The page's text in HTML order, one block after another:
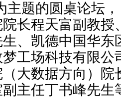
主题的圆桌论坛
长程天富副教授
、凯德中国华东
工场科技有限公
大数据方向）院
主任丁书峰先生